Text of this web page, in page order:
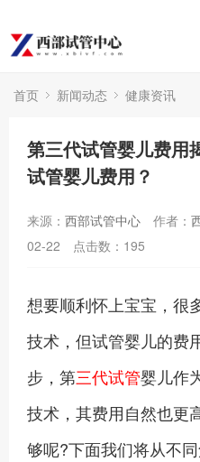
首页 新闻动态 健康资讯
第三代试管婴儿费用
试管婴儿费用？
来源： 西部试管中心 作者：
02-22
点击数： 195
想要顺利怀上宝宝，很
技术，但试管婴儿的费
步，第三代试管婴儿作
技术，其费用自然也更
够呢?下面我们将从不